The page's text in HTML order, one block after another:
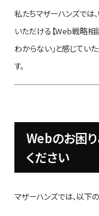
私たちマザーハンズでは
いただける【Web戦略相
わからない」と感じてい
す。
Webのお困
ください
マザーハンズでは、以下